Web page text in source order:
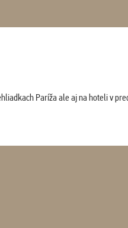
Paríža ale aj na hoteli v